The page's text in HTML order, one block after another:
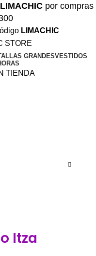
LIMACHICpor compras
LIMACHIC
GRANDESVESTIDOS
TIENDA
Itza